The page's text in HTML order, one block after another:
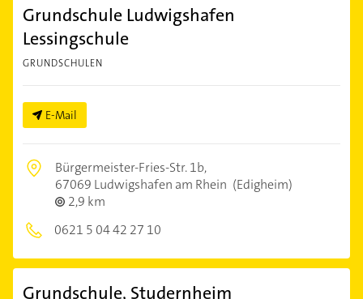
Grundschule Ludwigshafen
Lessingschule
GRUNDSCHULEN
E-Mail
Bürgermeister-Fries-Str. 1b,
67069 Ludwigshafen am Rhein (Edigheim)
2,9 km
0621 5 04 42 27 10
Grundschule, Studernheim